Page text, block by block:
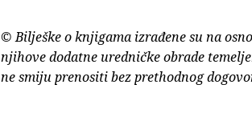
© Bilješke o knjigama izrađene su na
njihove dodatne uredničke obrade
ne smiju prenositi bez prethodnog